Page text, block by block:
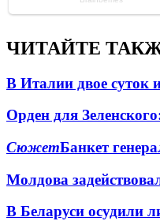
ЧИТАЙТЕ
В Италии двое
Орден для
СюжетБанкет
Молдова
В Беларуси осудили